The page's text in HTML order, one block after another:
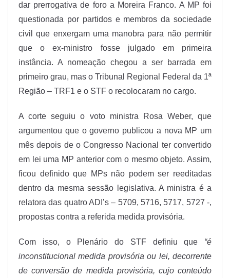
dar prerrogativa de foro a Moreira Franco. A MP foi
questionada por partidos e membros da sociedade
civil que enxergam uma manobra para não permitir
que o ex-ministro fosse julgado em primeira
instância. A nomeação chegou a ser barrada em
primeiro grau, mas o Tribunal Regional Federal da 1ª
Região – TRF1 e o STF o recolocaram no cargo.
A corte seguiu o voto ministra Rosa Weber, que
argumentou que o governo publicou a nova MP um
mês depois de o Congresso Nacional ter convertido
em lei uma MP anterior com o mesmo objeto. Assim,
ficou definido que MPs não podem ser reeditadas
dentro da mesma sessão legislativa. A ministra é a
relatora das quatro ADI’s – 5709, 5716, 5717, 5727 -,
propostas contra a referida medida provisória.
Com isso, o Plenário do STF definiu que “é
inconstitucional medida provisória ou lei, decorrente
de conversão de medida provisória, cujo conteúdo